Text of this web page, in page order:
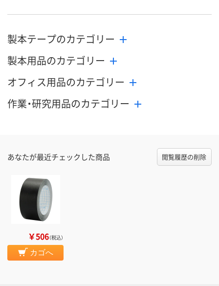
製本テープのカテゴリー
製本用品のカテゴリー
オフィス用品のカテゴリー
作業・研究用品のカテゴリー
あなたが最近チェックした商品 閲覧履歴の削除
￥506（税込）
カゴへ